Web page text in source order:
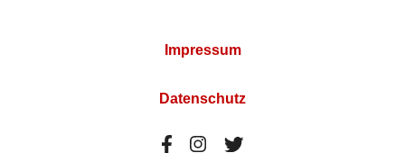
Impressum
Datenschutz